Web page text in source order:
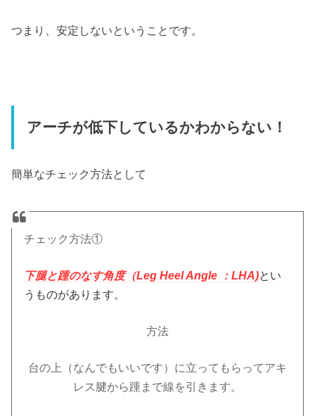
つまり、安定しないということです。
アーチが低下しているかわからない！
簡単なチェック方法として
チェック方法①
下腿と踵のなす角度（Leg Heel Angle ：LHA)とい
うものがあります。
方法
台の上（なんでもいいです）に立ってもらってアキ
レス腱から踵まで線を引きます。